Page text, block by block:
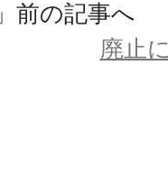
」前の記事
廃止